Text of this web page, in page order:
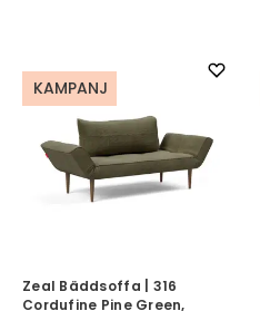
KAMPANJ
Zeal Bäddsoffa | 316
Cordufine Pine Green,